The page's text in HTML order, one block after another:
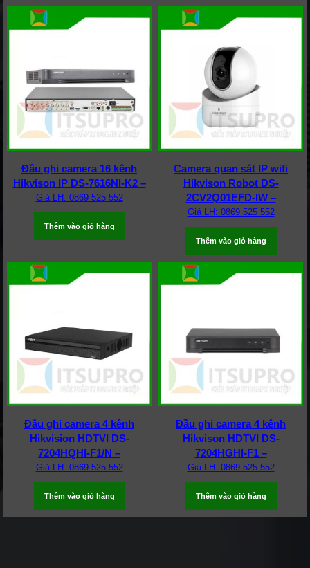
Đầu ghi camera 16 kênh
Hikvison IP DS-7616NI-K2 –
Giá LH: 0869 525 552
Thêm vào giỏ hàng
Camera quan sát IP wifi
Hikvison Robot DS-
2CV2Q01EFD-IW –
Giá LH: 0869 525 552
Thêm vào giỏ hàng
Đầu ghi camera 4 kênh
Hikvision HDTVI DS-
7204HQHI-F1/N –
Giá LH: 0869 525 552
Thêm vào giỏ hàng
Đầu ghi camera 4 kênh
Hikvison HDTVI DS-
7204HGHI-F1 –
Giá LH: 0869 525 552
Thêm vào giỏ hàng